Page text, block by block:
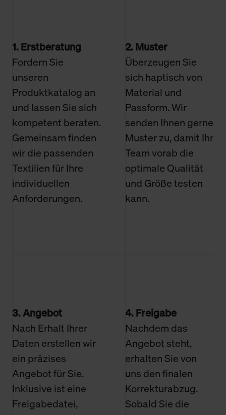
1. Erstberatung
Fordern Sie
unseren
Produktkatalog an
und lassen Sie sich
kompetent beraten.
Gemeinsam finden
wir die passenden
Textilien für Ihre
individuellen
Anforderungen.
2. Muster
Überzeugen Sie
sich haptisch von
Material und
Passform. Wir
senden Ihnen gerne
Muster zu, damit Ihr
Team vorab die
optimale Qualität
und Größe testen
kann.
3. Angebot
Nach Erhalt Ihrer
Daten erstellen wir
ein präzises
Angebot für Sie.
Inklusive ist eine
Freigabedatei,
4. Freigabe
Nachdem das
Angebot steht,
erhalten Sie von
uns den finalen
Korrekturabzug.
Sobald Sie die